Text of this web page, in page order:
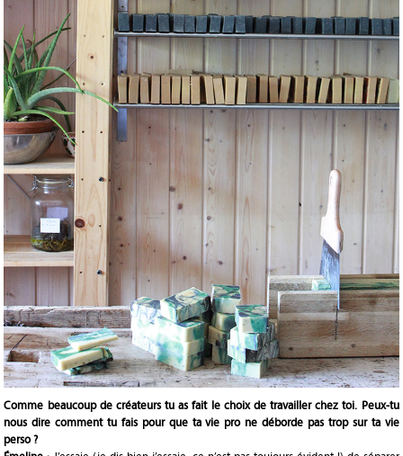
Comme beaucoup de créateurs tu as fait le choix de travailler chez toi. Peux-tu
nous dire comment tu fais pour que ta vie pro ne déborde pas trop sur ta vie
perso ?